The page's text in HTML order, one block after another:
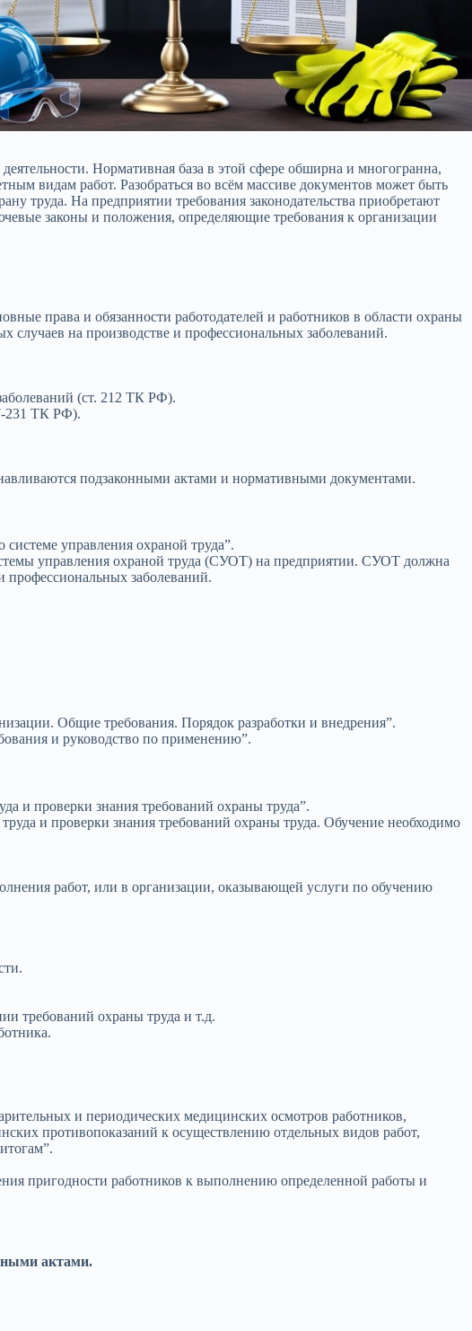
Нормативная база в этой сфере обширна и многогранна,
видам работ. Разобраться во всём массиве документов может быть
труда. На предприятии требования законодательства приобретают
законы и положения, определяющие требования к организации
права и обязанности работодателей и работников в области охраны
случаев на производстве и профессиональных заболеваний.
(ст. 212 ТК РФ).
231 ТК РФ).
подзаконными актами и нормативными документами.
управления охраной труда”.
управления охраной труда (СУОТ) на предприятии. СУОТ должна
профессиональных заболеваний.
Общие требования. Порядок разработки и внедрения”.
и руководство по применению”.
и проверки знания требований охраны труда”.
и проверки знания требований охраны труда. Обучение необходимо
работ, или в организации, оказывающей услуги по обучению
требований охраны труда и т.д.
и периодических медицинских осмотров работников,
противопоказаний к осуществлению отдельных видов работ,
пригодности работников к выполнению определенной работы и
актами.